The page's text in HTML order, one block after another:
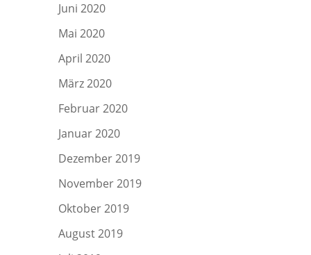
Juni 2020
Mai 2020
April 2020
März 2020
Februar 2020
Januar 2020
Dezember 2019
November 2019
Oktober 2019
August 2019